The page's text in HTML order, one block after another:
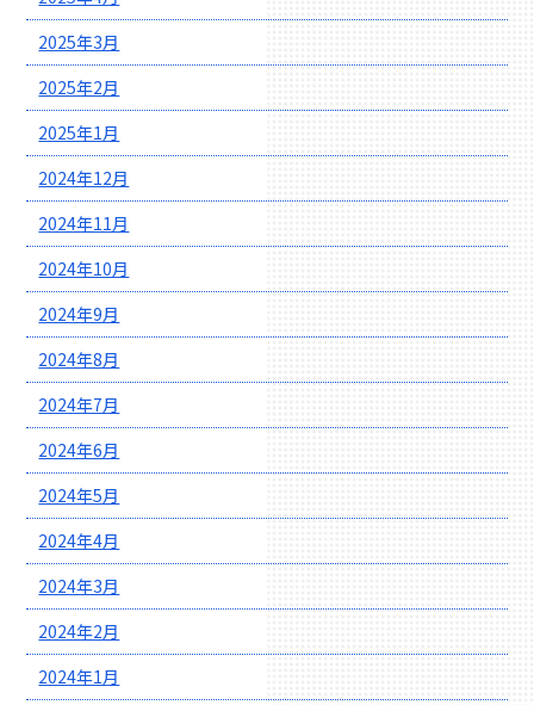
2025年3月
2025年2月
2025年1月
2024年12月
2024年11月
2024年10月
2024年9月
2024年8月
2024年7月
2024年6月
2024年5月
2024年4月
2024年3月
2024年2月
2024年1月